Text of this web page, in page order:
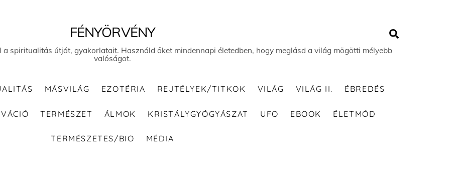
FÉNYÖRVÉNY
a spiritualitás útját, gyakorlatait. Használd őket mindennapi életedben, hogy meglásd a világ mögötti mélyebb
valóságot.
MÁSVILÁG EZOTÉRIA REJTÉLYEK/TITKOK VILÁG VILÁG II. ÉBREDÉS
TERMÉSZET ÁLMOK KRISTÁLYGYÓGYÁSZAT UFO EBOOK ÉLETMÓD
TERMÉSZETES/BIO MÉDIA